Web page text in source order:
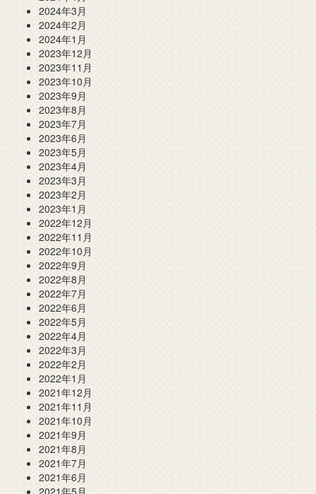
2024年3月
2024年2月
2024年1月
2023年12月
2023年11月
2023年10月
2023年9月
2023年8月
2023年7月
2023年6月
2023年5月
2023年4月
2023年3月
2023年2月
2023年1月
2022年12月
2022年11月
2022年10月
2022年9月
2022年8月
2022年7月
2022年6月
2022年5月
2022年4月
2022年3月
2022年2月
2022年1月
2021年12月
2021年11月
2021年10月
2021年9月
2021年8月
2021年7月
2021年6月
2021年5月